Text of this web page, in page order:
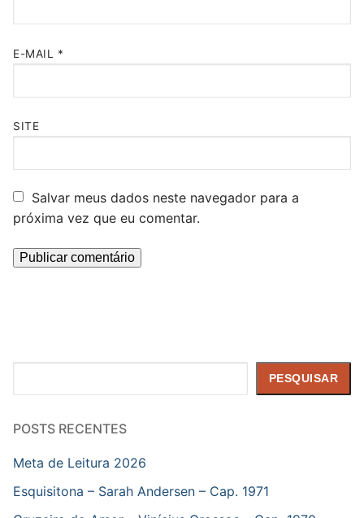
E-MAIL *
SITE
Salvar meus dados neste navegador para a
próxima vez que eu comentar.
PESQUISAR
POSTS RECENTES
Meta de Leitura 2026
Esquisitona – Sarah Andersen – Cap. 1971